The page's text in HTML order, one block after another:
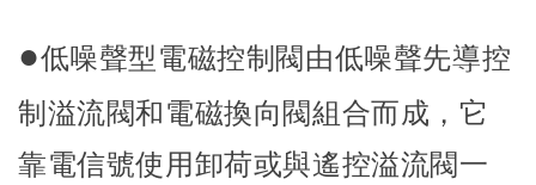
●低噪聲型電磁控制閥由低噪聲先導控
制溢流閥和電磁換向閥組合而成，它
靠電信號使用卸荷或與遙控溢流閥一